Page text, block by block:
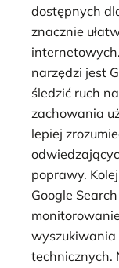
dostępnych
znacznie
narzędzi jest
śledzić ruch
zachowania
lepiej
poprawy.
Google
wyszukiwania
technicznych.